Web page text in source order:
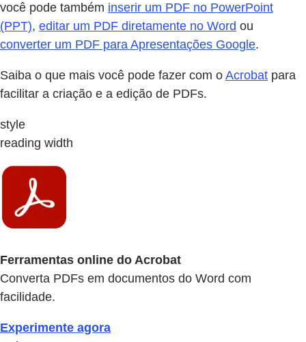
você pode também inserir um PDF no PowerPoint
(PPT), editar um PDF diretamente no Word ou
converter um PDF para Apresentações Google.
Saiba o que mais você pode fazer com o Acrobat para
facilitar a criação e a edição de PDFs.
style
reading width
Ferramentas online do Acrobat
Converta PDFs em documentos do Word com
facilidade.
Experimente agora